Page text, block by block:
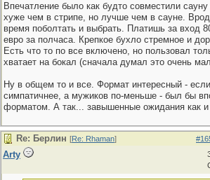
Впечатление было как будто совместили
хуже чем в стрипе, но лучше чем в сауне.
время поболтать и выбрать. Платишь за вход
евро за полчаса. Крепкое бухло стремное и
Есть что то по все включено, но пользовал
хватает на бокал (сначала думал это очень
Ну в общем то и все. Формат интересный -
симпатичнее, а мужиков по-меньше - был бы
форматом. А так... завышенные ожидания как и
Re: Берлин [Re: Rhaman]
Arty